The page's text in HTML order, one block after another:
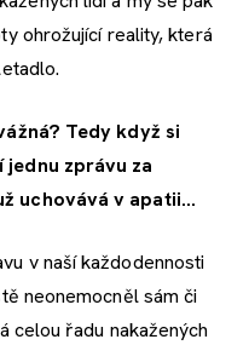
ohrožující reality, která
Tedy když si
zprávu za
uchovává v apatii...
v naší každodennosti
neonemocněl sám či
celou řadu nakažených